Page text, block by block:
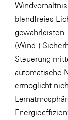
WKS
WKS
WK UBIT
Zühlke
Media
blendfreies
gewährleisten.
(Wind-)
Steuerung
automatische
ermöglicht